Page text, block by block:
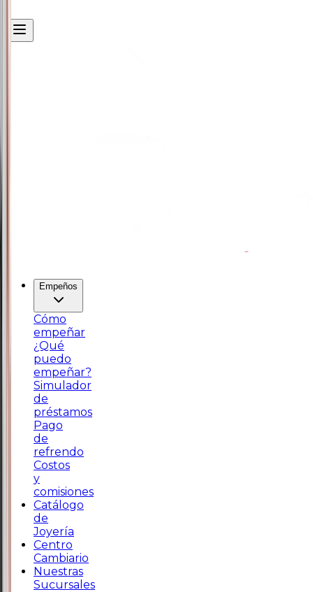
Empeños
Cómo
empeñar
¿Qué
puedo
empeñar?
Simulador
de
préstamos
Pago
de
refrendo
Costos
y
comisiones
Catálogo
de
Joyería
Centro
Cambiario
Nuestras
Sucursales